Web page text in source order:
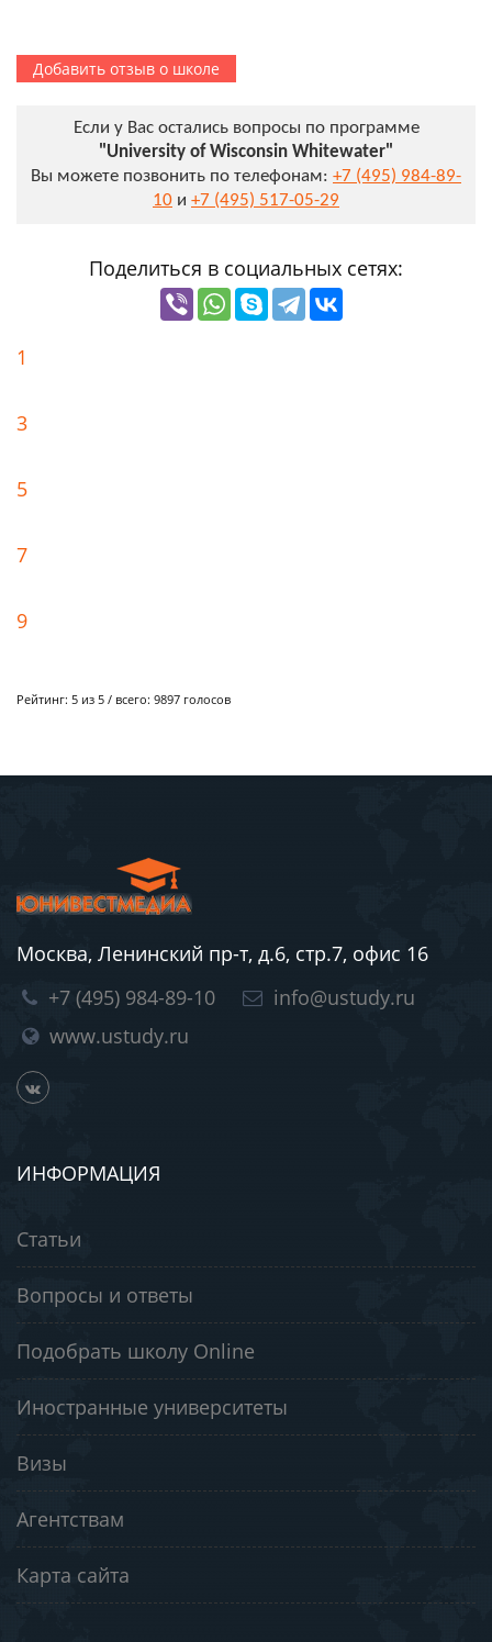
Добавить отзыв о школе
Если у Вас остались вопросы по программе
"University of Wisconsin Whitewater"
Вы можете позвонить по телефонам: +7 (495) 984-89-
10 и +7 (495) 517-05-29
Поделиться в социальных сетях:
1
3
5
7
9
Рейтинг: 5 из 5 / всего: 9897 голосов
Москва, Ленинский пр-т, д.6, стр.7, офис 16
+7 (495) 984-89-10
info@ustudy.ru
www.ustudy.ru
ИНФОРМАЦИЯ
Статьи
Вопросы и ответы
Подобрать школу Online
Иностранные университеты
Визы
Агентствам
Карта сайта